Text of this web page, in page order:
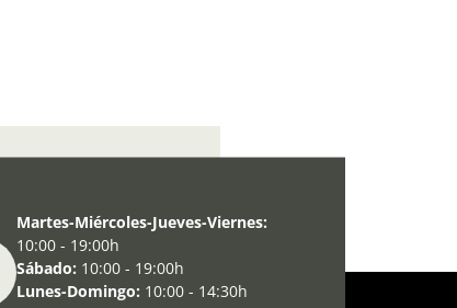
Martes-Miércoles-Jueves-Viernes:
10:00 - 19:00h
Sábado: 10:00 - 19:00h
Lunes-Domingo: 10:00 - 14:30h